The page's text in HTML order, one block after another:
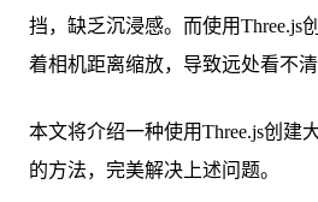
挡，缺乏沉浸感。而使用Three.js
着相机距离缩放，导致远处看不清
本文将介绍一种使用Three.js创建
的方法，完美解决上述问题。